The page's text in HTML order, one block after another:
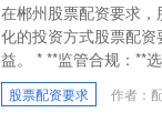
在郴州股票配资要求
化的投资方式股票配
益。 * **监管合规：**
股票配资要求 作者：